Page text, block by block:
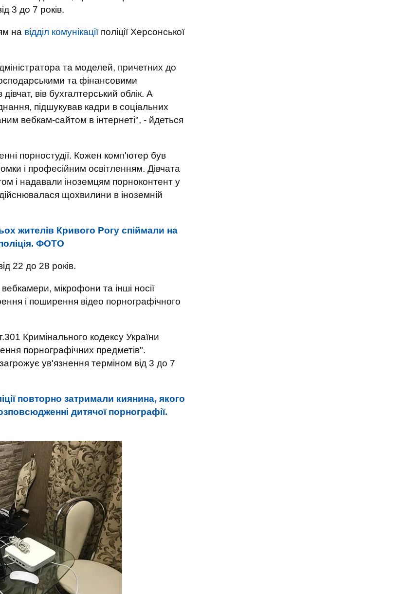
3 до 7 років.
на відділ комунікаціїполіції Херсонської
та моделей, причетних до
та фінансовими
вів бухгалтерський облік. А
підшукував кадри в соціальних
вебкам-сайтом в інтернеті", - йдеться
порностудії. Кожен комп'ютер був
і професійним освітленням. Дівчата
і надавали іноземцям порноконтент у
щохвилини в іноземній
жителів Кривого Рогу спіймали на
ФОТО
22 до 28 років.
мікрофони та інші носії
і поширення відео порнографічного
Кримінального кодексу України
порнографічних предметів".
ув'язнення терміном від 3 до 7
повторно затримали киянина, якого
дитячої порнографії.